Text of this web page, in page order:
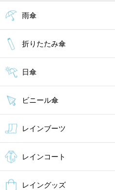
雨傘
折りたたみ傘
日傘
ビニール傘
レインブーツ
レインコート
レイングッズ